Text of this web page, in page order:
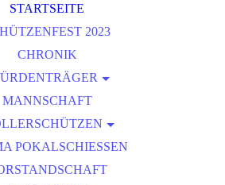
STARTSEITE
2023
CHRONIK
MANNSCHAFT
& BÖLLERSCHIESSEN
HUBERTUSMESSE
POKALSCHIESSEN